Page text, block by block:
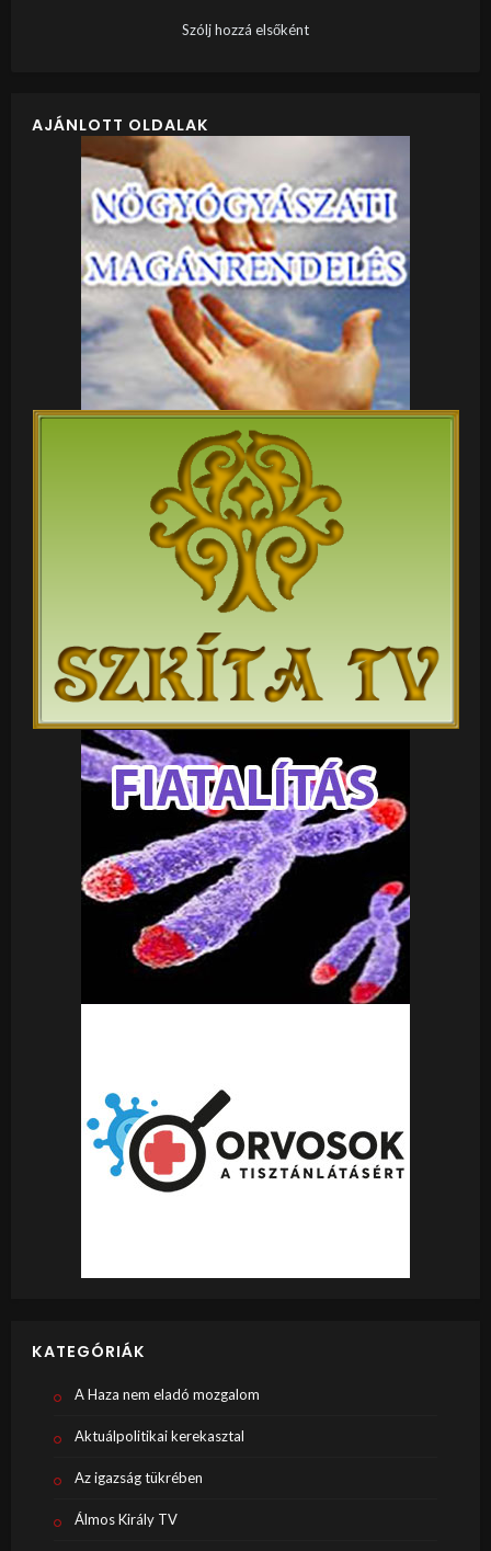
Szólj hozzá elsőként
AJÁNLOTT OLDALAK
KATEGÓRIÁK
A Haza nem eladó mozgalom
Aktuálpolitikai kerekasztal
Az igazság tükrében
Álmos Király TV